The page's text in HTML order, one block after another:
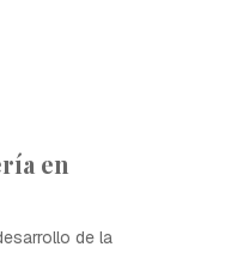
en
de la